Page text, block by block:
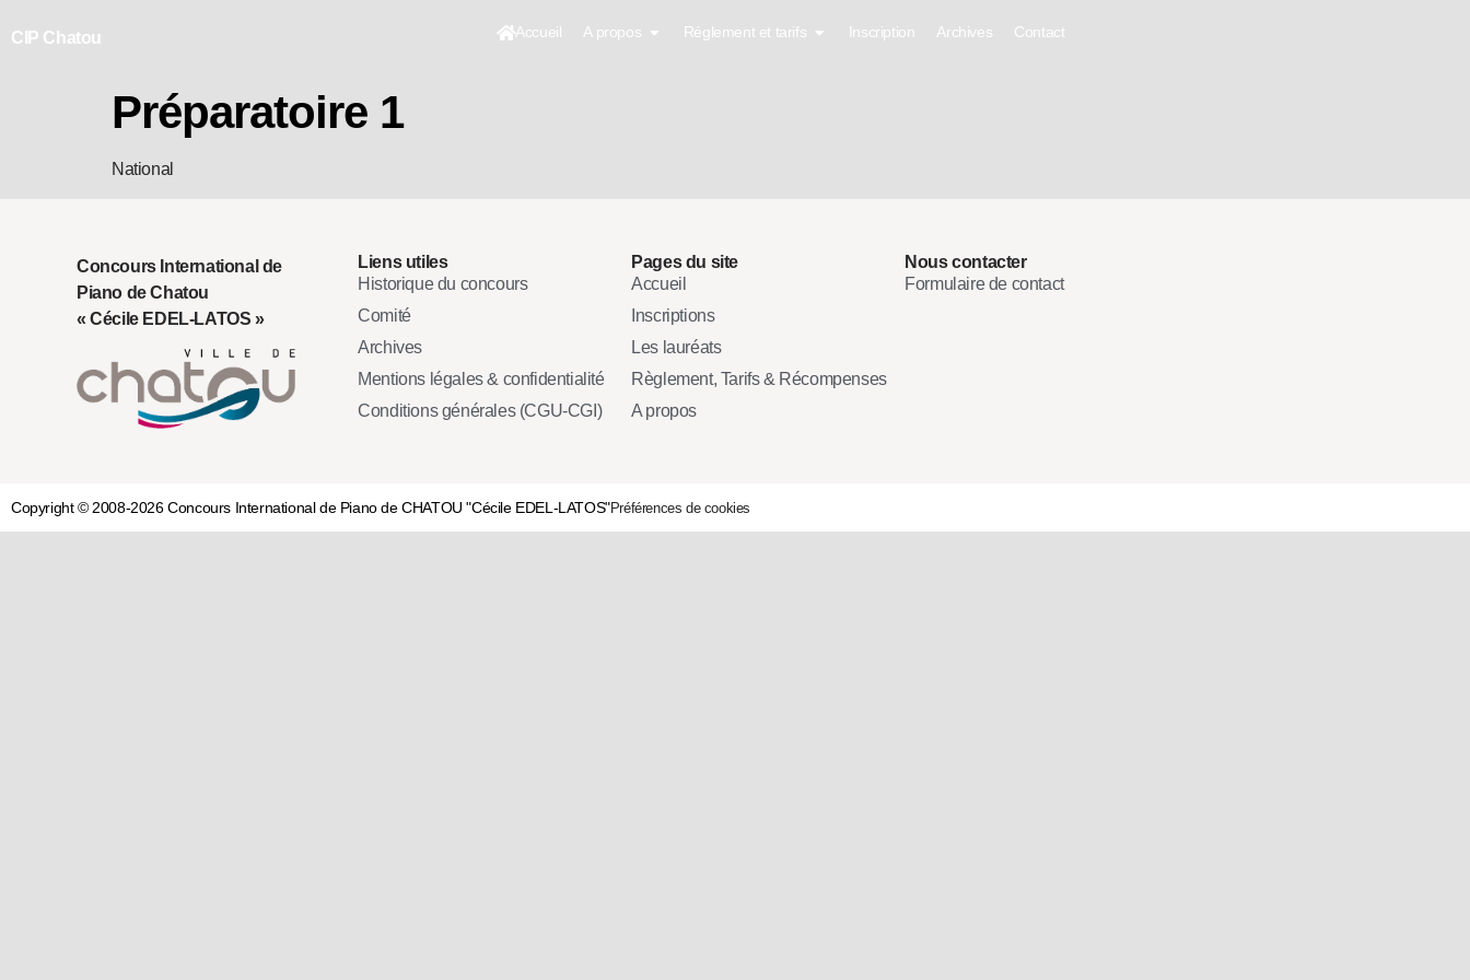
CIP Chatou Accueil A propos Réglement et tarifs Inscription Archives Contact
Préparatoire 1
National
Concours International de
Piano de Chatou
« Cécile EDEL-LATOS »
Liens utiles
Historique du concours
Comité
Archives
Mentions légales & confidentialité
Conditions générales (CGU-CGI)
Pages du site
Accueil
Inscriptions
Les lauréats
Règlement, Tarifs & Récompenses
A propos
Nous contacter
Formulaire de contact
Copyright © 2008-2026 Concours International de Piano de CHATOU "Cécile EDEL-LATOS"Préférences de cookies